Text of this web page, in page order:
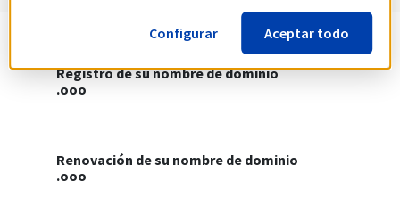
Registro de su nombre de dominio
.ooo
Renovación de su nombre de dominio
.ooo
Configurar Aceptar todo